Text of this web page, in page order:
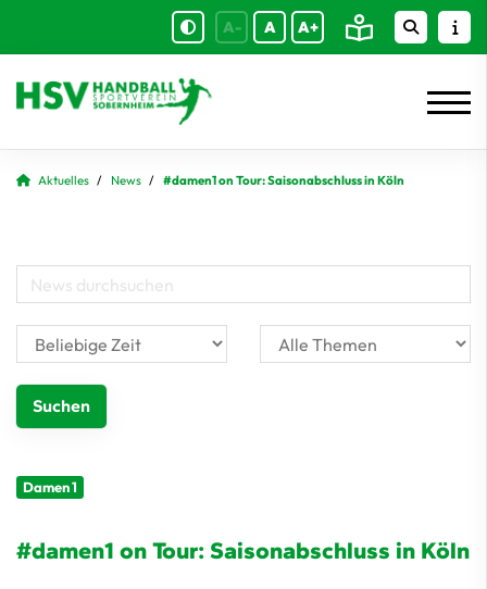
A- A A+
Aktuelles News #damen1 on Tour: Saisonabschluss in Köln
Damen 1
#damen1 on Tour: Saisonabschluss in Köln